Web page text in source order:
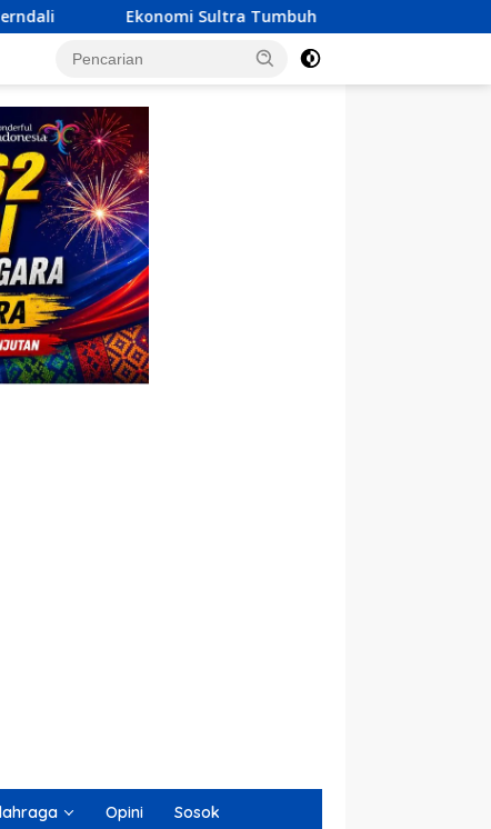
Sultra Tumbuh 6,23 Persen, KUA-PPAS 2027 Resmi
Opini Sosok